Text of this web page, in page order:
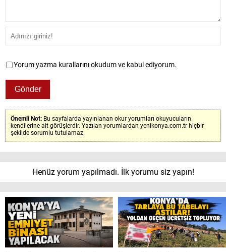
Yorum yazma kurallarını okudum ve kabul ediyorum.
Önemli Not: Bu sayfalarda yayınlanan okur yorumları okuyucuların
kendilerine ait görüşlerdir. Yazılan yorumlardan yenikonya.com.tr hiçbir
şekilde sorumlu tutulamaz.
Henüz yorum yapılmadı. İlk yorumu siz yapın!